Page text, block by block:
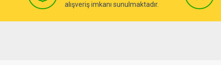
alışveriş imkanı sunulmaktadır.